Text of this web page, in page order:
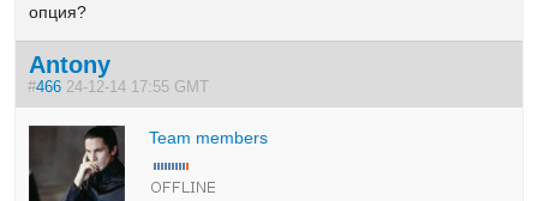
опция?
Antony
#466 24-12-14 17:55 GMT
Team members